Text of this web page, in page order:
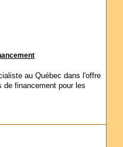
au Québec dans l'offre
de financement pour les